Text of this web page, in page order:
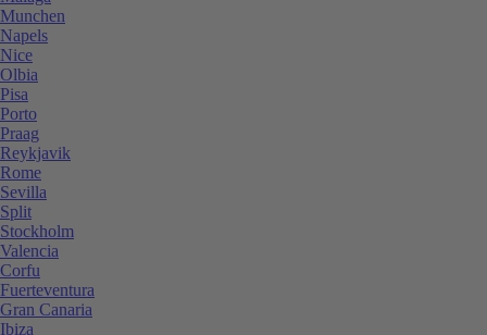
Munchen
Napels
Nice
Olbia
Pisa
Porto
Praag
Reykjavik
Rome
Sevilla
Split
Stockholm
Valencia
Corfu
Fuerteventura
Gran Canaria
Ibiza